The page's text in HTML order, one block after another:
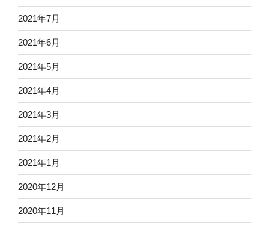
2021年7月
2021年6月
2021年5月
2021年4月
2021年3月
2021年2月
2021年1月
2020年12月
2020年11月